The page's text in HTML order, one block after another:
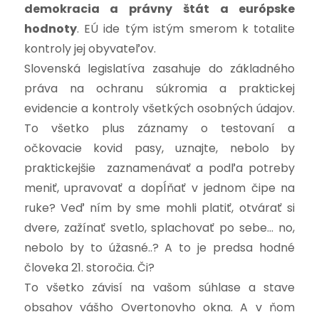
demokracia a právny štát a európske
hodnoty. EÚ ide tým istým smerom k totalite
kontroly jej obyvateľov.
Slovenská legislatíva zasahuje do základného
práva na ochranu súkromia a praktickej
evidencie a kontroly všetkých osobných údajov.
To všetko plus záznamy o testovaní a
očkovacie kovid pasy, uznajte, nebolo by
praktickejšie zaznamenávať a podľa potreby
meniť, upravovať a dopĺňať v jednom čipe na
ruke? Veď ním by sme mohli platiť, otvárať si
dvere, zažínať svetlo, splachovať po sebe… no,
nebolo by to úžasné..? A to je predsa hodné
človeka 21. storočia. Či?
To všetko závisí na vašom súhlase a stave
obsahov vášho Overtonovho okna. A v ňom